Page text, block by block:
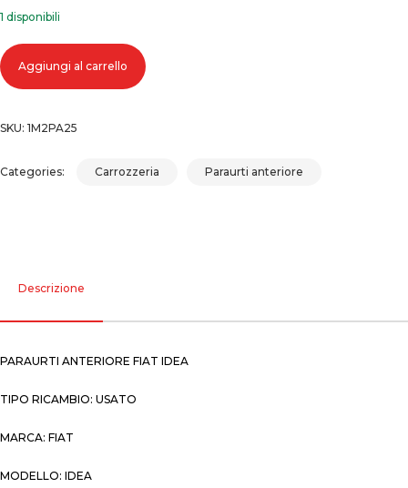
1 disponibili
Paraurti anteriore fiat idea quantità
Aggiungi al carrello
SKU: 1M2PA25
Categories: Carrozzeria Paraurti anteriore
Descrizione
PARAURTI ANTERIORE FIAT IDEA
TIPO RICAMBIO: USATO
MARCA: FIAT
MODELLO: IDEA